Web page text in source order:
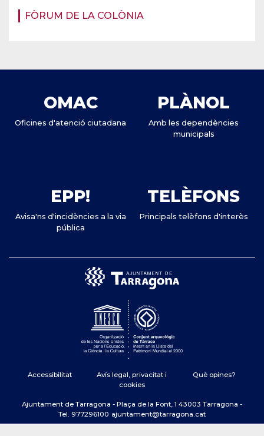
FÒRUM DE LA COLÒNIA
OMAC
Oficines d'atenció ciutadana
PLÀNOL
Amb les dependències
municipals
EPP!
Avisa'ns d'incidències a la via
pública
TELÈFONS
Principals telèfons d'interès
Accessibilitat
Avís legal, privacitat i
cookies
Què opines?
Ajuntament de Tarragona - Plaça de la Font, 1 43003 Tarragona -
Tel. 977296100 ajuntament@tarragona.cat